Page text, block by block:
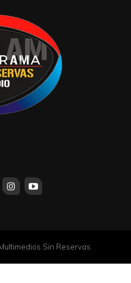
Sin Reservas